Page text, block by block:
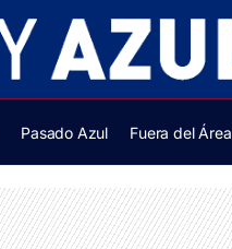
Pasado Azul Fuera del Área